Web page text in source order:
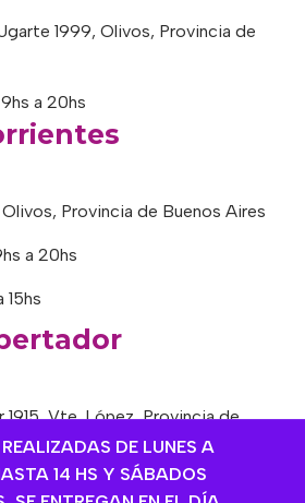
DE LUNES A
14 HS Y SÁBADOS
1999, Olivos, Provincia de
a 20hs
Provincia de Buenos Aires
a 20hs
15hs
Vte. López, Provincia de
9hs a 13hs / 16hs a 20hs